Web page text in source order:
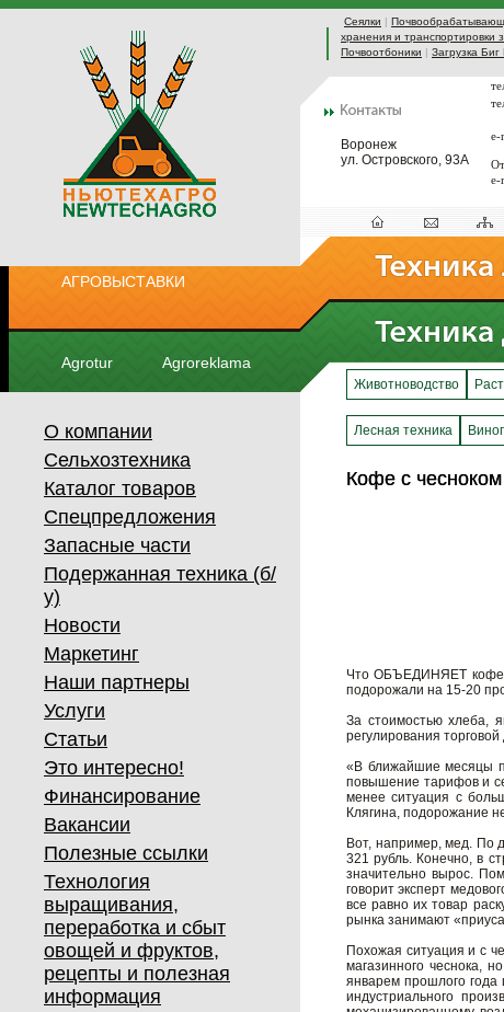
Сеялки |
хранения и транспортировки
Почвоотбоники | Загрузка Биг
Воронеж
ул. Островского, 93А
e-
e-
АГРОВЫСТАВКИ
Agrotur Agroreklama
О компании
Сельхозтехника
Каталог товаров
Спецпредложения
Запасные части
Подержанная техника (б/
у)
Новости
Маркетинг
Наши партнеры
Услуги
Статьи
Это интересно!
Финансирование
Вакансии
Полезные ссылки
Технология
выращивания,
переработка и сбыт
овощей и фруктов,
рецепты и полезная
информация
Животноводство
Лесная техника
Кофе с
Кофе с
Что ОБЪЕДИНЯЕТ кофе,
подорожали на 15-20
За стоимостью хлеба,
регулирования
«В ближайшие месяцы
повышение тарифов и
менее ситуация с
Клягина, подорожание
Вот, например, мед. По
321 рубль. Конечно, в
значительно вырос.
говорит эксперт
все равно их товар
рынка занимают
Похожая ситуация и с
магазинного чеснока,
январем прошлого года
индустриального